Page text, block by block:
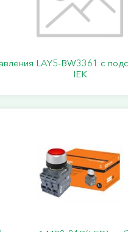
LAY5-BW3361 с
IEK